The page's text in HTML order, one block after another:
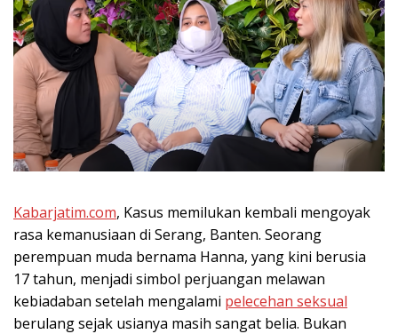
Kabarjatim.com, Kasus memilukan kembali mengoyak
rasa kemanusiaan di Serang, Banten. Seorang
perempuan muda bernama Hanna, yang kini berusia
17 tahun, menjadi simbol perjuangan melawan
kebiadaban setelah mengalami pelecehan seksual
berulang sejak usianya masih sangat belia. Bukan